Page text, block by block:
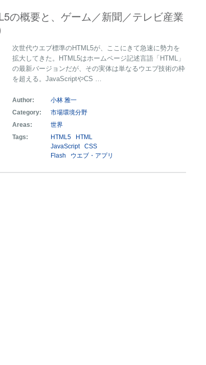
の概要と、ゲーム／新聞／テレビ産業
次世代ウエブ標準のHTML5が、ここにきて急速に勢力を
拡大してきた。HTML5はホームページ記述言語「HTML」
の最新バージョンだが、その実体は単なるウエブ技術の枠
を超える。JavaScriptやCS …
Author:
小林 雅一
Category:
市場環境分野
Areas:
世界
Tags:
HTML5
HTML
JavaScript
CSS
Flash
ウエブ・アプリ